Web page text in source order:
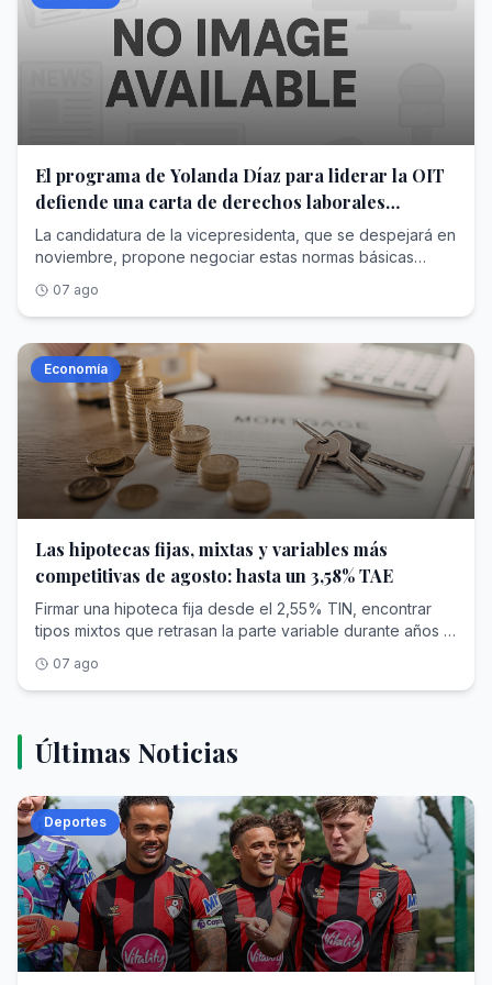
El programa de Yolanda Díaz para liderar la OIT
defiende una carta de derechos laborales
mínimos para todos los países
La candidatura de la vicepresidenta, que se despejará en
noviembre, propone negociar estas normas básicas
y trabajadores
07 ago
Economía
Las hipotecas fijas, mixtas y variables más
competitivas de agosto: hasta un 3,58% TAE
Firmar una hipoteca fija desde el 2,55% TIN, encontrar tipos mixtos que retrasan la parte variable durante años o atarte al euríbor con un diferencial ajustado son tres caminos abiertos este mes de agosto en entidades como Ibercaja, Banco Sabadell o Kutxabank. Eso sí: debes tener en cuenta que detrás de casi cada uno de esos tipos hay condiciones de vinculación (nómina, seguros, planes de pensiones) que conviene leer con calma antes de decidir. El momento ayuda a comparar con la cabeza fría. El euríbor a doce meses cerró julio con una media del 2,855% , y el Banco Central Europeo mantuvo los tipos en su reunión del 23 de julio, con la facilidad de depósito en el 2,25%. Con el índice estabilizado tras meses de bajadas, la banca ha vuelto a competir por captar hipotecas, y eso se nota en los tipos fijos y en los diferenciales de las variables. Quédate con una idea antes de entrar en materia: el tipo que anuncia el banco suele ser el TIN, pero lo que te dice cuánto cuesta de verdad el préstamo cada año es la TAE , porque suma comisiones y productos vinculados. Y en las mixtas y variables hay un segundo dato que pesa tanto como el tipo: cuántos años pagas a un precio conocido antes de que entre en juego el euríbor. Ibercaja ( 3,49% TAE ), Banca March ( 3,01% TAE ), Banco Sabadell ( 3,58% TAE ), Cajamar ( 3,44% TAE ) y CaixaBank ( 4,26% TAE ) son las cinco opciones a tipo fijo de esta comparativa, la vía para quien prefiere pagar siempre la misma cuota, sin sobresaltos, durante toda la vida del préstamo. Ibercaja pone el tipo fijo más bajo de esta comparativa: un 2,55% TIN que no cambia en toda la vida del préstamo, con una TAE del 3,49% a 25 años . Es el punto de partida más ajustado para quien busca una cuota inamovible y el número más bajo de salida. Ese tipo sale a cuenta si centralizas tu vida financiera en el banco: la bonificación máxima pide domiciliar una nómina de al menos 2.500 euros , una tarjeta con uso mínimo, tres recibos, seguros de hogar y de vida y una aportación mensual de 75 euros a un fondo. Cuantos menos requisitos cumplas, más sube el tipo. En Banca March, el TIN del 2,65% y la TAE del 3,01% casi se tocan , y esa es la TAE más ajustada de las cinco fijas: apenas hay distancia entre el tipo del anuncio y el coste real, porque no carga comisión de apertura. El plazo llega hasta 30 años. Está pensada para importes altos, con un préstamo que parte de un mínimo desde los 150.000 euros . Para acceder a sus condiciones pide domiciliar ingresos recurrentes desde 4.000 euros al mes en su cuenta digital y contratar seguros de vida y de hogar, así que encaja sobre todo con quien financia una compra elevada. Banco Sabadell reparte su bonificación por tramos, y esa es su particularidad: no es todo o nada. Su hipoteca fija se firma con un 2,75% TIN y una TAE del 3,58% a 30 años , sin comisión de apertura, y el tipo baja según cuántos productos sumes: nómina, seguro de hogar, seguro de vida o seguro de protección de pagos. Esa mecánica escalonada encaja con quien no puede o no quiere cumplir todas las vinculaciones a la vez , porque cada producto que añades rebaja un poco el tipo sin obligarte al paquete completo. Conviene tener presente que aplica comisión por amortización anticipada solo durante los primeros años. Cajamar añade un requisito que no verás en las demás: para acceder a su mejor tipo hay que hacerse socio de la entidad, con una aportación de unos 61 euros. A cambio ofrece un 2,85% TIN y una TAE del 3,44% a 30 años , sin comisión de apertura. Además de la condición de socio, la bonificación completa pide domiciliar la nómina y contratar seguros, y está orientada a unidades familiares con ingresos por encima de los 4.000 euros al mes . Es una opción a estudiar para quien ya tiene o no le importa asumir esa relación con el banco. CaixaBank firma la TAE más alta de las cinco, un 4,26% con un 2,85% TIN a 30 años, pero también es la que más margen deja para rebajar el tipo por la vía de la vinculación: hasta un punto porcentual menos de TIN si combinas varios productos. Ese descuento de hasta el 1% se consigue sumando nómina, recibos, tarjeta, seguro de hogar, seguro de vida e incluso una alarma , y tampoco carga comisión de apertura. Encaja con quien está dispuesto a concentrar toda su relación bancaria en la entidad a cambio del mayor recorte. Las mixtas son el término medio: pagas un tipo fijo durante los primeros años y solo después la cuota pasa a depender del euríbor. Banco Sabadell ( 3,90% TAE ), Pibank ( 3,30% TAE ), Ibercaja ( 3,77% TAE ), Abanca ( 5,11% TAE ) y una segunda variante de Ibercaja con tramo fijo a diez años ( 3,45% TAE ) completan este apartado. Banco Sabadell arranca con el tipo de salida más bajo de las mixtas: un 1,80% TIN durante los tres primeros años. Es el tramo fijo más corto del grupo, así que la cuota pasa antes a moverse con el euríbor, al que después se suma un diferencial del 0,70%. La TAE queda en el 3,90% a 30 años. Encaja con quien apuesta a que el euríbor seguirá contenido dentro de tres años y prefiere pagar muy poco al principio. Como en su hipoteca fija, no cobra comisión de apertura y la bonificación del tipo se reparte por tramos según los productos que contrates. Pibank es la mixta con la TAE más baja de esta comparativa, un 3,30% , y lo consigue por la vía más limpia: sin comisiones de apertura, estudio o amortización y sin obligarte a domiciliar nómina ni contratar un paquete de productos, más allá de una cuenta y un seguro de daños. Ofrece un 1,99% TIN durante los cuatro primeros años. Se contrata al cien por cien online, financia hasta el 90% de la compra y llega a un plazo de 35 años, el más largo de este grupo. Es la puerta de entrada natural para quien huye de las vinculaciones y quiere calcular el coste sin letra pequeña añadida. Ibercaja estira el tramo fijo a cinco años con un 2,00% TIN, dos años más a precio cerrado que la de Sabadell. Pasado ese periodo, la cuota se calcula con el euríbor más un diferencial del 0,60%, y la TAE se sitúa en el 3,77% a 25 años . Como en su hipoteca fija, el mejor tipo llega cumpliendo su cuadro de vinculaciones: nómina desde 2.500 euros, tarjeta, tres recibos, seguros de hogar y vida y aportación mensual a un fondo. Interesa a quien quiere más años de tranquilidad antes de asomarse al índice. Abanca firma la TAE más alta de las mixtas, un 5,11% , con un 2,05% TIN durante los cinco primeros años. Su rasgo propio es que no carga ninguna comisión y que la bonificación se reparte entre varios productos vinculables, aplicándose sobre todo al diferencial a partir del sexto año, cuando empieza la parte variable. Ese diseño premia la vinculación justo cuando la cuota deja de ser fija , y no antes. Puede convenir a quien planea mantener la relación con el banco a largo plazo y prefiere suavizar el tramo variable más que el fijo. La segunda variante de Ibercaja alarga el tipo fijo hasta diez años, el tramo más largo de todas las mixtas, con un 2,10% TIN. A cambio de esa década a precio conocido, su TAE se queda en el 3,45% a 25 años , por debajo de la versión a cinco años de la propia entidad. Después de esos diez años, la cuota pasa al euríbor más un diferencial del 0,60% . Pide el mismo cuadro de vinculaciones que el resto de hipotecas de Ibercaja, y es la alternativa para quien quiere aplazar lo máximo posible la exposición al índice sin renunciar a un tipo de salida contenido. En las variables la cuota se mueve con el euríbor desde el principio, salvo un primer tramo con tipo fijo de arranque. Kutxabank ( 3,67% TAE ), Banco Sabadell ( 3,98% TAE ), COINC ( 3,29% TAE ), Bankinter ( 3,66% TAE ) y Unicaja ( 4,20% TAE ) son las cinco que cierran esta comparativa, y aquí el dato que más pesa a largo plazo es el diferencial que se suma al índice. Kutxabank baja el diferencial al mínimo del grupo para el largo plazo: euríbor más 0,49%, una vez pasado el primer año a un 1,96% TIN. Es el dato que más cuenta en una hipoteca que vas a pagar durante décadas, y se refleja en una TAE del 3,67% a 30 años . Ese diferencial bonificado pide domiciliar una nómina desde 3.000 euros , aportar a un plan de pensiones o EPSV y contratar su seguro de hogar; si dejas de cumplir alguna condición, el diferencial sube a partir del segundo año. Encaja con quien puede sostener esa vinculación de forma estable. Banco Sabadell ofrece el arranque más suave: un 1,50% TIN durante los doce primeros meses, el tipo de salida más bajo de las variables. Después, la cuota pasa al euríbor más un diferencial del 0,50%, con una TAE del 3,98% a 30 años . Ese primer año barato alivia el inicio, cuando más aprietan la mudanza y los gastos de entrada. Como en el resto de su gama, no cobra comisión de apertura y bonifica el tipo por tramos según los productos que sumes, sin exigir el paquete completo de golpe. COINC, la marca digital de Bankinter, es la variable con la TAE más baja de esta comparativa, un 3,29% , y la que menos te ata: sin comisiones y sin vinculación obligatoria. Parte de un 2,30% TIN el primer año y después aplica euríbor más 0,50%. Si quieres, puedes rebajar el diferencial en 0,40 puntos abriendo una cuenta , pero es opcional, no una condición para contratar. Es la elección para quien prioriza no atarse a nóminas ni seguros y prefiere gestionar todo online. Bankinter alarga el tramo inicial a precio fijo hasta 36 meses, tres años con un 2,30% TIN antes de que entre el euríbor más un diferencial del 0,50%. Es el arranque protegido más largo de las variables, y su TAE queda en el 3,66% a 30 años . Su tipo se bonifica con la cuenta nómina, un seguro de vida y un seguro multirriesgo de hogar ; si dejas de cumplir alguna de esas vinculaciones, el tipo sube de forma automática. Interesa a quien quiere tres años de cuota estable antes de exponerse al índice. Unicaja reserva su variable para nóminas a partir de 2.000 euros al mes, un umbral de entrada más asequible que el de otras entidades del grupo. Ofrece un 1,90% TIN el primer año y después euríbor má
07 ago
Últimas Noticias
Deportes